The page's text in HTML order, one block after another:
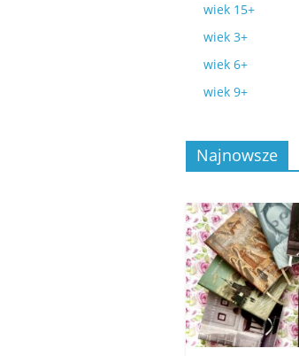
wiek 15+
wiek 3+
wiek 6+
wiek 9+
Najnowsze